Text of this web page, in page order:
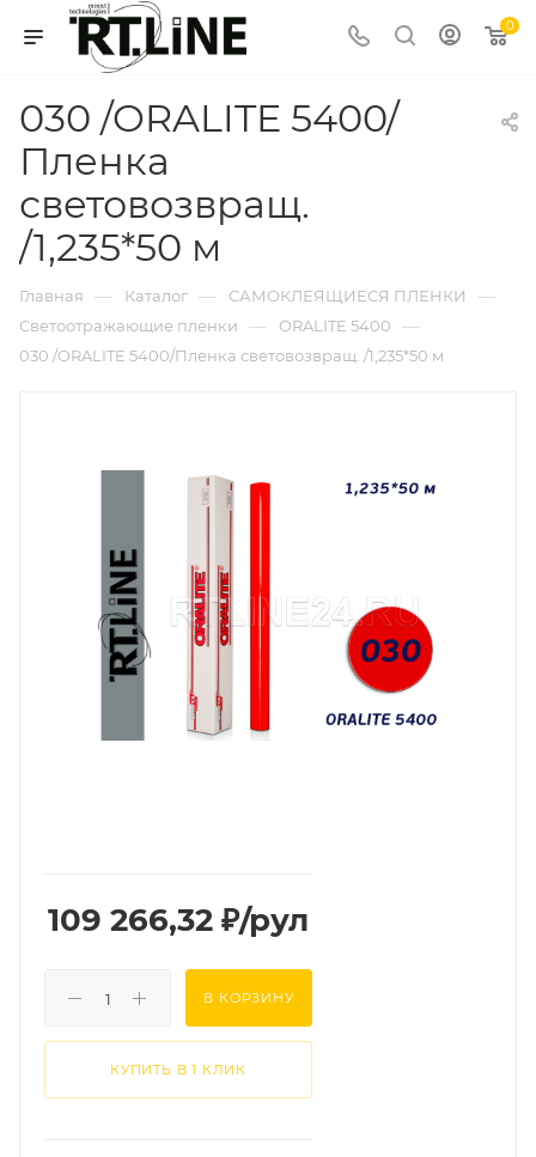
0
030 /ORALITE 5400/
Пленка
световозвращ.
/1,235*50 м
Главная — Каталог — САМОКЛЕЯЩИЕСЯ ПЛЕНКИ —
Светоотражающие пленки — ORALITE 5400 —
030 /ORALITE 5400/Пленка световозвращ. /1,235*50 м
109 266,32 ₽/рул
В КОРЗИНУ
КУПИТЬ В 1 КЛИК